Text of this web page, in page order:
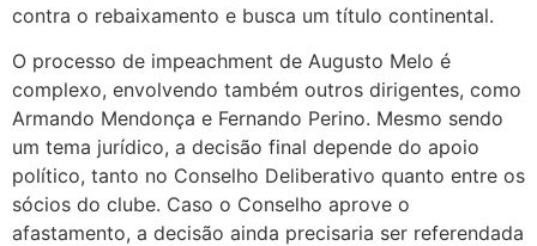
contra o rebaixamento e busca um título continental.
O processo de impeachment de Augusto Melo é
complexo, envolvendo também outros dirigentes, como
Armando Mendonça e Fernando Perino. Mesmo sendo
um tema jurídico, a decisão final depende do apoio
político, tanto no Conselho Deliberativo quanto entre os
sócios do clube. Caso o Conselho aprove o
afastamento, a decisão ainda precisaria ser referendada